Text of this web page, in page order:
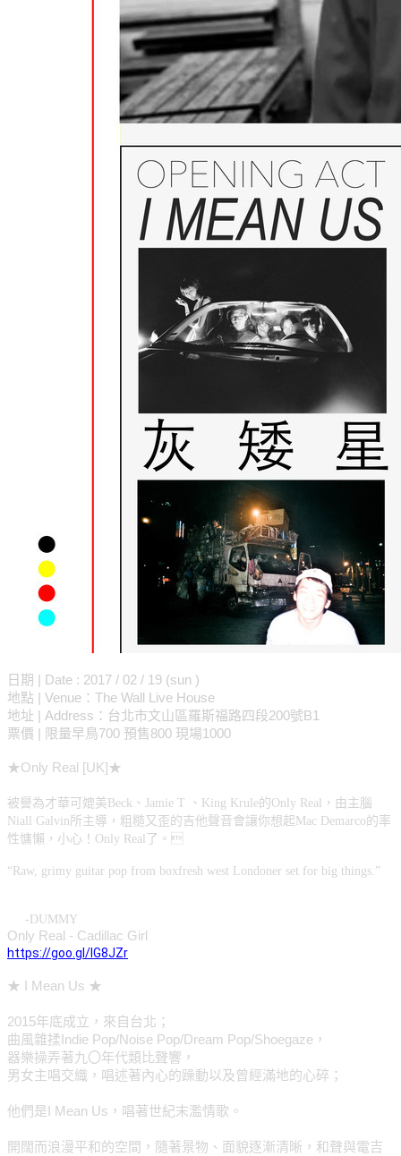
日期 | Date : 2017 / 02 / 19 (sun )
地點 | Venue：The Wall Live House
地址 | Address：台北市文山區羅斯福路四段200號B1
票價 | 限量早鳥700 預售800 現場1000
★Only Real [UK]★
被譽為才華可媲美Beck、Jamie T 、King Krule的Only Real，由主腦
Niall Galvin所主導，粗糙又歪的吉他聲音會讓你想起Mac Demarco的率
性慵懶，小心！Only Real了。
“Raw, grimy guitar pop from boxfresh west Londoner set for big things.”
-DUMMY
Only Real - Cadillac Girl
https://goo.gl/lG8JZr
★ I Mean Us ★
2015年底成立，來自台北；
曲風雜揉Indie Pop/Noise Pop/Dream Pop/Shoegaze，
器樂操弄著九〇年代類比聲響，
男女主唱交織，唱述著內心的躁動以及曾經滿地的心碎；
他們是I Mean Us，唱著世紀末濫情歌。
開闊而浪漫平和的空間，隨著景物、面貌逐漸清晰，和聲與電吉